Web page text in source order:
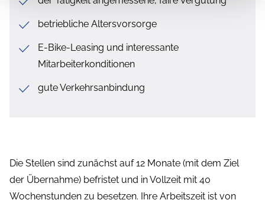
betriebliche Altersvorsorge
E-Bike-Leasing und interessante
Mitarbeiterkonditionen
gute Verkehrsanbindung
Die Stellen sind zunächst auf 12 Monate (mit dem Ziel
der Übernahme) befristet und in Vollzeit mit 40
Wochenstunden zu besetzen. Ihre Arbeitszeit ist von